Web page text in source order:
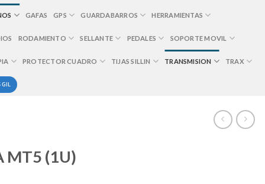
GAFAS GPS GUARDABARROS HERRAMIENTAS
RODAMIENTO SELLANTE PEDALES SOPORTE MOVIL
PROTECTOR CUADRO TIJAS SILLIN TRANSMISION TRAX
MT5 (1U)